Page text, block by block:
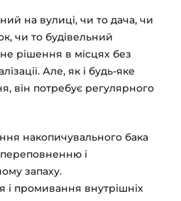
на вулиці, чи то дача, чи
чи то будівельний
рішення в місцях без
Але, як і будь-яке
він потребує регулярного
накопичувального бака
переповненню і
запаху.
промивання внутрішніх